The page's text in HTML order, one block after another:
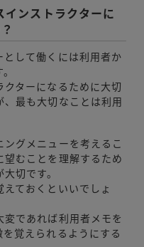
インストラクターに
して働くには利用者か
ターになるために大切
最も大切なことは利用
グメニューを考えるこ
むことを理解するため
切です。
ておくといいでしょ
であれば利用者メモを
覚えられるようにする